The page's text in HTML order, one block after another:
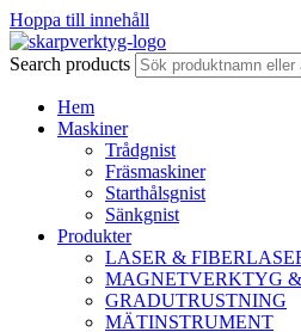
Hoppa till innehåll
Search products
Hem
Maskiner
Trådgnist
Fräsmaskiner
Starthålsgnist
Sänkgnist
Produkter
LASER &
MAGNETVERKTYG
GRADUTRUSTNING
MÄTINSTRUMENT